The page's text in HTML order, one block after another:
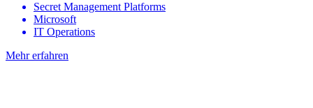
Secret Management Platforms
Microsoft
IT Operations
Mehr erfahren